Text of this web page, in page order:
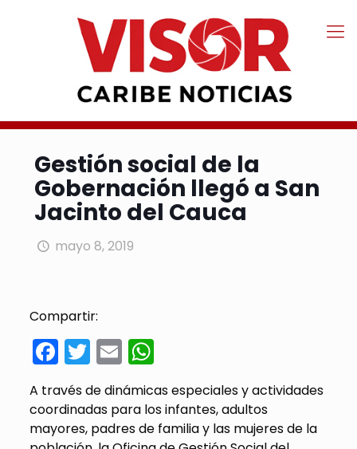
Gestión social de la
Gobernación llegó a San
Jacinto del Cauca
mayo 8, 2019
Compartir:
Facebook
Twitter
EmailWhatsApp
A través de dinámicas especiales y actividades
coordinadas para los infantes, adultos
mayores, padres de familia y las mujeres de la